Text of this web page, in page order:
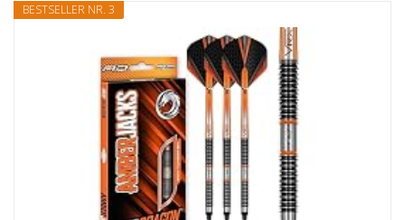
BESTSELLER NR. 3